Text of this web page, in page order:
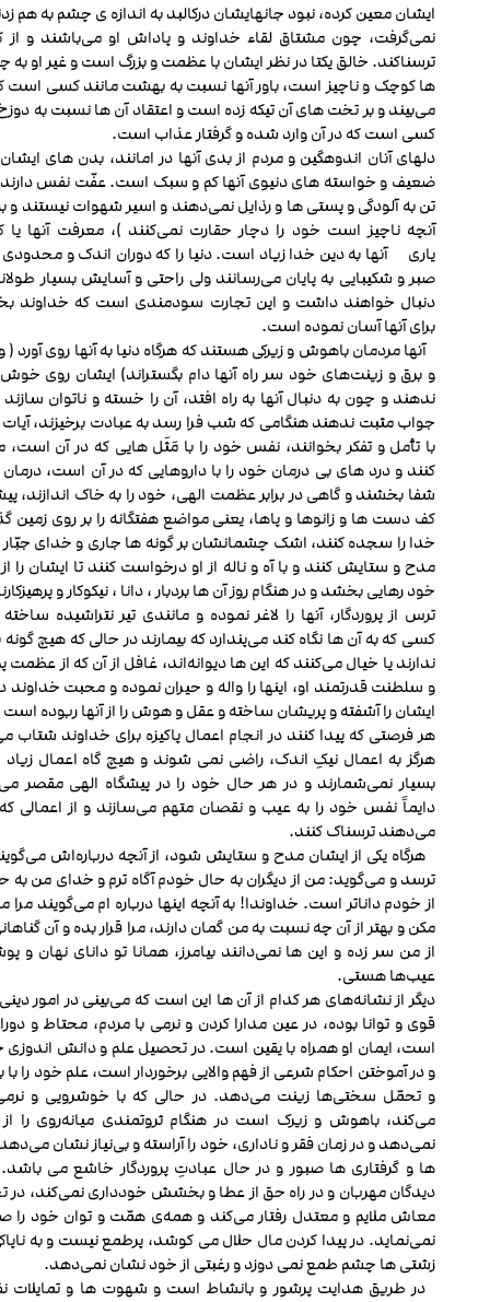
ایشان معین کرده، نبود جان‏هایشان درکالبد به اندازه‏ ی چشم به هم
نمی‌گرفت، چون مشتاق لقاء خداوند و پاداش او می‌باشند و از
ترسناکند. خالق یکتا در نظر ایشان با عظمت و بزرگ است و غیر او به
ها کوچک و ناچیز است، باور آن‏ها نسبت به بهشت مانند کسی است
می‌بیند و بر تخت های آن تیکه زده است و اعتقاد آن ها نسبت به
کسی است که در آن وارد شده و گرفتار عذاب است.
دل‏های آنان اندوهگین و مردم از بدی آن‏ها در امانند، بدن های
ضعیف و خواسته های دنیوی آن‏ها کم و سبک است. عفّت نفس
تن به آلودگی و پستی ها و رذایل نمی‌دهند و اسیر شهوات نیستند و
آنچه ناچیز است خود را دچار حقارت نمی‌کنند )، معرفت آن‏ها
یاری آن‏ها به دین خدا زیاد است. دنیا را که دوران اندک و محدودی
صبر و شکیبایی به پایان می‌رسانند ولی راحتی و آسایش بسیار
دنبال خواهند داشت و این تجارت سودمندی است که خداوند
برای آن‏ها آسان نموده است.
آن‏ها مردمان باهوش و زیرکی هستند که هرگاه دنیا به آن‏ها روی آورد (
و برق و زینت‌های خود سر راه آن‏ها دام بگستراند) ایشان روی
ندهند و چون به دنبال آ‏نها به راه ‌افتد، آن را خسته و ناتوان
جواب مثبت ندهند هنگامی که شب فرا رسد به عبادت برخیزند، آیات
با تأمل و تفکر بخوانند، نفس خود را با مَثَل هایی که در آن
کنند و درد های بی‏ درمان خود را با داروهایی که در آن است، درمان
شفا بخشند و گاهی در برابر عظمت الهی، خود را به خاک اندازند،
کف دست ها و زانو‌ها و پاها، یعنی مواضع هفتگانه را بر روی زمین
خدا را سجده کنند، اشک چشمان‏شان بر گونه ‏ها جاری و خدای جبّار
مدح و ستایش کنند و با آه و ناله از او درخواست کنند تا ایشان را
خود رهایی بخشد و در هنگام روز آن ها بردبار ، دانا ، نیکوکار و
ترس از پروردگار، آن‏ها را لاغر نموده و مانندی تیر نتراشیده
کسی که به آن ها نگاه کند می‌پندارد که بیمارند در حالی که هیچ گونه
ندارند یا خیال می‌کنند که این ها دیوانه‌اند، غافل از آن که از عظمت
و سلطنت قدرتمند او، این‏ها را واله و حیران نموده و محبت
ایشان را آشفته و پریشان ساخته و عقل و هوش را از آن‏ها ربوده
هر فرصتی که پیدا کنند در انجام اعمال پاکیزه برای خداوند شتاب
هرگز به اعمال نیکِ اندک، راضی نمی‏ شوند و هیچ گاه اعمال زیاد
بسیار نمی‌شمارند و در هر حال خود را در پیشگاه الهی مقصر
دایماً نفس خود را به عیب و نقصان متهم می‌سازند و از اعمالی
می‌دهند ترسناک کنند.
هرگاه یکی از ایشان مدح و ستایش شود، از آنچه درباره‌اش
ترسد و می‌گوید: من از دیگران به حال خودم آگاه ترم و خدای من به
از خودم داناتر است. خداوندا! به آنچه این‏ها درباره ام می‌گویند مرا
مکن و بهتر از آن چه نسبت به من گمان دارند، مرا قرار بده و آن
از من سر زده و این ها نمی‌دانند بیامرز، همانا تو دانای نهان و
عیب‌ها هستی.
دیگر از نشانه‌های هر کدام از آن ها این است که می‌بینی در امور
قوی و توانا بوده، در عین مدارا کردن و نرمی با مردم، محتاط و
است، ایمان او همراه با یقین است. در تحصیل علم و دانش
و در آموختن احکام شرعی از فهم والایی برخوردار است، علم خود را با
و تحمّل سختی‌ها زینت می‌دهد. در حالی که با خوشرویی و نرمی
می‌کند، باهوش و زیرک است در هنگام ثروتمندی میانه‌روی را
نمی‌دهد و در زمان فقر و ناداری، خود را آراسته و بی‌نیاز نشان
ها و گرفتاری ‏ها صبور و در حال عبادتِ پروردگار خاشع می باشد.
دیدگان مهربان و در راه حق از عطا و بخشش خودداری نمی‌کند،
معاش ملایم و معتدل رفتار می‌کند و همه‌ی همّت و توان خود را
نمی‌نماید. در پیدا کردن مال حلال می ‏کوشد، پرطمع نیست و به
زشتی ها چشم طمع نمی دوزد و رغبتی از خود نشان نمی‌دهد.
در طریق هدایت پرشور و بانشاط است و شهوت ها و تمایلات